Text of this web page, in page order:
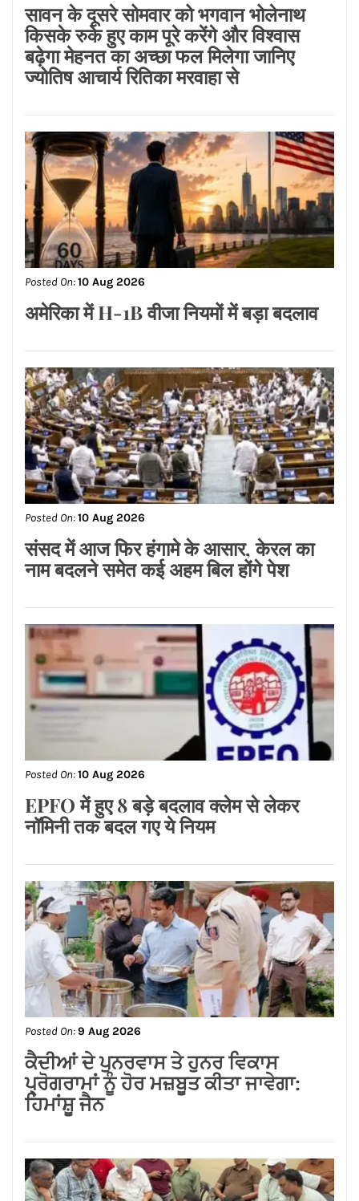
सावन के दूसरे सोमवार को भगवान भोलेनाथ
किसके रुके हुए काम पूरे करेंगे और विश्वास
बढ़ेगा मेहनत का अच्छा फल मिलेगा जानिए
ज्योतिष आचार्य रितिका मरवाहा से
Posted On:10 Aug 2026
अमेरिका में H-1B वीजा नियमों में बड़ा बदलाव
Posted On:10 Aug 2026
संसद में आज फिर हंगामे के आसार, केरल का
नाम बदलने समेत कई अहम बिल होंगे पेश
Posted On:10 Aug 2026
EPFO में हुए 8 बड़े बदलाव क्‍लेम से लेकर
नॉमिनी तक बदल गए ये नियम
Posted On:9 Aug 2026
ਕੈਦੀਆਂ ਦੇ ਪੁਨਰਵਾਸ ਤੇ ਹੁਨਰ ਵਿਕਾਸ
ਪ੍ਰੋਗਰਾਮਾਂ ਨੂੰ ਹੋਰ ਮਜ਼ਬੂਤ ਕੀਤਾ ਜਾਵੇਗਾ:
ਹਿਮਾਂਸ਼ੂ ਜੈਨ